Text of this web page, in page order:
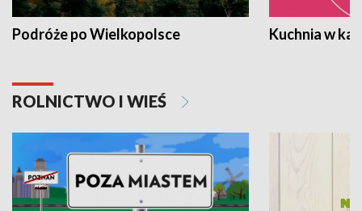
Podróże po Wielkopolsce Kuchnia w
ROLNICTWO I WIEŚ